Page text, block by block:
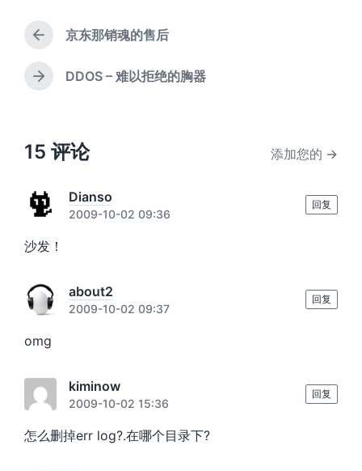
上
篇
文
章
京东那销魂的售后
下
：
DDOS – 难以拒绝的胸器
15 评论 添加您的 →
Dianso
2009-10-02 09:36
沙发！
回复
about2
2009-10-02 09:37
omg
回复
kiminow
2009-10-02 15:36
怎么删掉err log?.在哪个目录下?
回复